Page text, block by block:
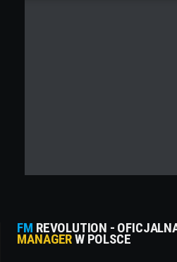
FM REVOLUTION -
MANAGERW POLSCE